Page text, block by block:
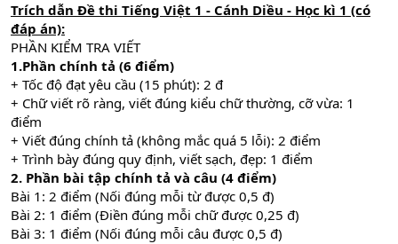
Trích dẫn Đề thi Tiếng Việt 1 - Cánh Diều - Học kì 1 (có
đáp án):
PHẦN KIỂM TRA VIẾT
1.Phần chính tả (6 điểm)
+ Tốc độ đạt yêu cầu (15 phút): 2 đ
+ Chữ viết rõ ràng, viết đúng kiểu chữ thường, cỡ vừa: 1
điểm
+ Viết đúng chính tả (không mắc quá 5 lỗi): 2 điểm
+ Trình bày đúng quy định, viết sạch, đẹp: 1 điểm
2. Phần bài tập chính tả và câu (4 điểm)
Bài 1: 2 điểm (Nối đúng mỗi từ được 0,5 đ)
Bài 2: 1 điểm (Điền đúng mỗi chữ được 0,25 đ)
Bài 3: 1 điểm (Nối đúng mỗi câu được 0,5 đ)